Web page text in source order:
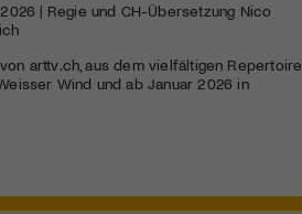
| Regie und CH-Übersetzung Nico
arttv.ch, aus dem vielfältigen Repertoire
Wind und ab Januar 2026 in